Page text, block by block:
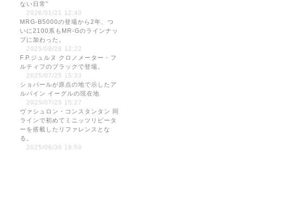
ない日常”
2026/01/21 12:40
MRG-B5000の登場から2年、つ
いに2100系もMR-Gのラインナッ
プに加わった。
2025/08/28 12:22
F.P.ジュルヌ クロノメーター・フ
ルティフのブラックで登場。
2025/07/25 15:33
ショパールが原点の地で示したア
ルパイン イーグルの現在地
2025/07/25 15:27
ヴァシュロン・コンスタンタン 同
ラインで初めてミニッツリピータ
ーを搭載したリファレンスとな
る。
2025/06/30 18:50